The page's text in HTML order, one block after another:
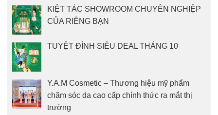
KIỆT TÁC SHOWROOM CHUYÊN NGHIỆP
CỦA RIÊNG BẠN
TUYỆT ĐỈNH SIÊU DEAL THÁNG 10
Y.A.M Cosmetic – Thương hiệu mỹ phẩm
chăm sóc da cao cấp chính thức ra mắt thị
trường